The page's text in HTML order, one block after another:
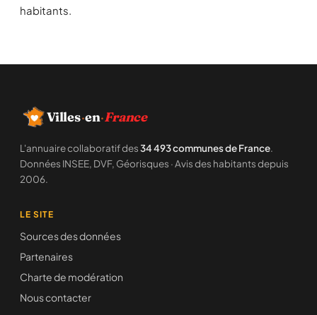
habitants.
Villes·en·France
L'annuaire collaboratif des34 493 communes de France.
Données INSEE, DVF, Géorisques · Avis des habitants depuis
2006.
LE SITE
Sources des données
Partenaires
Charte de modération
Nous contacter